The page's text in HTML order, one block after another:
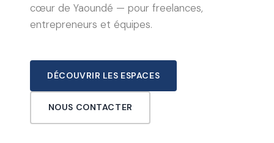
cœur de Yaoundé — pour freelances,
entrepreneurs et équipes.
DÉCOUVRIR LES ESPACES
NOUS CONTACTER